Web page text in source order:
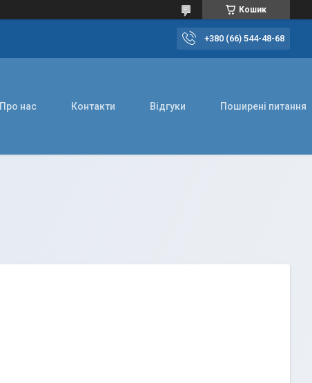
Кошик
+380 (66) 544-48-68
Про нас Контакти Відгуки Поширені питання